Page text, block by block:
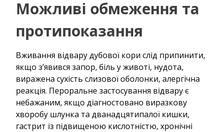
Можливі обмеження та
протипоказання
Вживання відвару дубової кори слід припинити,
якщо з’явився запор, біль у животі, нудота,
виражена сухість слизової оболонки, алергічна
реакція. Пероральне застосування відвару є
небажаним, якщо діагностовано виразкову
хворобу шлунка та дванадцятипалої кишки,
гастрит із підвищеною кислотністю, хронічні